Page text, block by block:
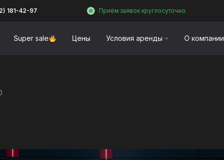
Super sale Цены Условия аренды О компании
181-42-97 Приём заявок круглосуточно